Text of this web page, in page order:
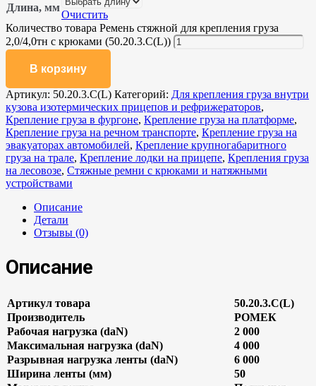
Длина, мм
Очистить
Количество товара Ремень стяжной для крепления груза
2,0/4,0тн с крюками (50.20.3.C(L))
В корзину
Артикул: 50.20.3.C(L) Категорий: Для крепления груза внутри
кузова изотермических прицепов и рефрижераторов,
Крепление груза в фургоне, Крепление груза на платформе,
Крепление груза на речном транспорте, Крепление груза на
эвакуаторах автомобилей, Крепление крупногабаритного
груза на трале, Крепление лодки на прицепе, Крепления груза
на лесовозе, Стяжные ремни с крюками и натяжными
устройствами
Описание
Детали
Отзывы (0)
Описание
Артикул товара
50.20.3.C(L)
Производитель
РОМЕК
Рабочая нагрузка (daN)
2 000
Максимальная нагрузка (daN)
4 000
Разрывная нагрузка ленты (daN)
6 000
Ширина ленты (мм)
50